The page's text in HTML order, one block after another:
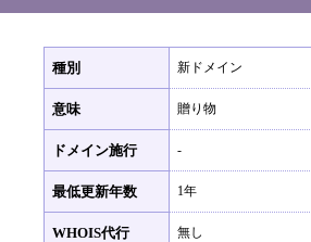
種別 新ドメイン
意味 贈り物
ドメイン施行 -
最低更新年数 1年
WHOIS代行 無し